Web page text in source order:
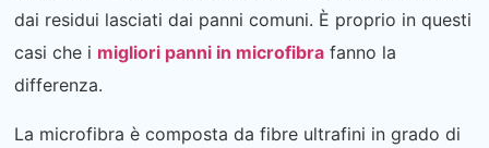
dai residui lasciati dai panni comuni. È proprio in questi
casi che i migliori panni in microfibra fanno la
differenza.
La microfibra è composta da fibre ultrafini in grado di